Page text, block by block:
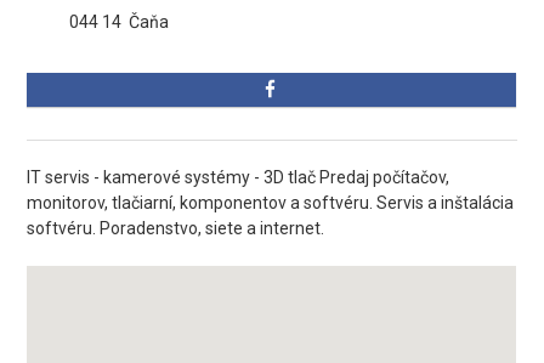
044 14 Čaňa
IT servis - kamerové systémy - 3D tlač Predaj počítačov,
monitorov, tlačiarní, komponentov a softvéru. Servis a inštalácia
softvéru. Poradenstvo, siete a internet.